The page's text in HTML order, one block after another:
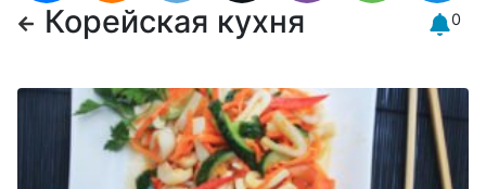
Корейская кухня 0